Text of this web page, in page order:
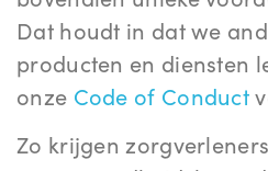
Dat houdt in dat we
producten en diensten
onze Code of Conduct
Zo krijgen